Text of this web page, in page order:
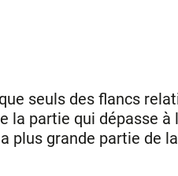
seuls des flancs
la partie qui dépasse
plus grande partie de